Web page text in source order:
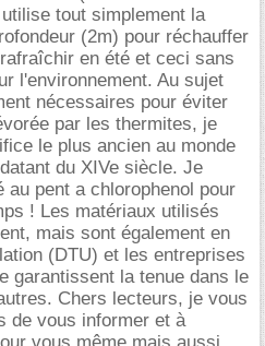
utilise tout simplement la
(2m) pour réchauffer
en été et ceci sans
l'environnement. Au sujet
nécessaires pour éviter
par les thermites, je
le plus ancien au monde
du XIVe siècle. Je
au pent a chlorophenol pour
! Les matériaux utilisés
mais sont également en
(DTU) et les entreprises
garantissent la tenue dans le
Chers lecteurs, je vous
de vous informer et à